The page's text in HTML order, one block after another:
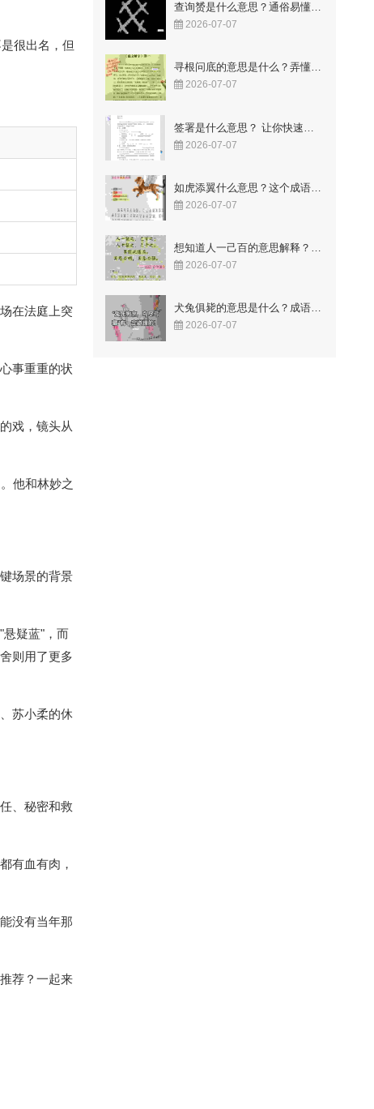
很出名，但
在法庭上突
事重重的状
戏，镜头从
他和林妙之
场景的背景
悬疑蓝"，而
则用了更多
苏小柔的休
、秘密和救
有血有肉，
没有当年那
荐？一起来
查询赟是什么意思？通俗易懂的解释来了
2026-07-07
寻根问底的意思是什么？弄懂这两个字让你豁然开朗！
2026-07-07
2026-07-07
2026-07-07
想知道人一己百的意思解释？这几点让你一看就懂！
2026-07-07
犬兔俱毙的意思是什么？成语故事告诉你答案！
2026-07-07